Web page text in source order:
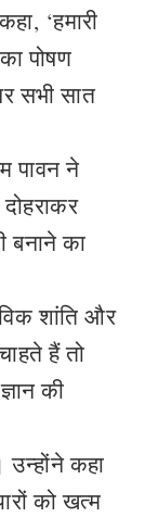
‘हमारी
पोषण
सभी सात
पावन ने
बनाने का
शांति और
हैं तो
की
उन्होंने कहा
को खत्म